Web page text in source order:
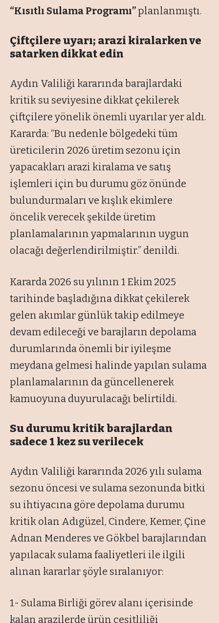
“Kısıtlı Sulama Programı” planlanmıştı.
Çiftçilere uyarı; arazi kiralarken ve
satarken dikkat edin
Aydın Valiliği kararında barajlardaki
kritik su seviyesine dikkat çekilerek
çiftçilere yönelik önemli uyarılar yer aldı.
Kararda: “Bu nedenle bölgedeki tüm
üreticilerin 2026 üretim sezonu için
yapacakları arazi kiralama ve satış
işlemleri için bu durumu göz önünde
bulundurmaları ve kışlık ekimlere
öncelik verecek şekilde üretim
planlamalarının yapmalarının uygun
olacağı değerlendirilmiştir.” denildi.
Kararda 2026 su yılının 1 Ekim 2025
tarihinde başladığına dikkat çekilerek
gelen akımlar günlük takip edilmeye
devam edileceği ve barajların depolama
durumlarında önemli bir iyileşme
meydana gelmesi halinde yapılan sulama
planlamalarının da güncellenerek
kamuoyuna duyurulacağı belirtildi.
Su durumu kritik barajlardan
sadece 1 kez su verilecek
Aydın Valiliği kararında 2026 yılı sulama
sezonu öncesi ve sulama sezonunda bitki
su ihtiyacına göre depolama durumu
kritik olan Adıgüzel, Cindere, Kemer, Çine
Adnan Menderes ve Gökbel barajlarından
yapılacak sulama faaliyetleri ile ilgili
alınan kararlar şöyle sıralanıyor:
1- Sulama Birliği görev alanı içerisinde
kalan arazilerde ürün çeşitliliği